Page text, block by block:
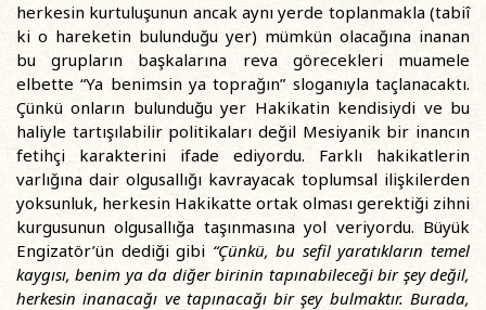
herkesin kurtuluşunun ancak aynı yerde toplanmakla (tabiî
ki o hareketin bulunduğu yer) mümkün olacağına inanan
bu grupların başkalarına reva görecekleri muamele
elbette “Ya benimsin ya toprağın” sloganıyla taçlanacaktı.
Çünkü onların bulunduğu yer Hakikatin kendisiydi ve bu
haliyle tartışılabilir politikaları değil Mesiyanik bir inancın
fetihçi karakterini ifade ediyordu. Farklı hakikatlerin
varlığına dair olgusallığı kavrayacak toplumsal ilişkilerden
yoksunluk, herkesin Hakikatte ortak olması gerektiği zihni
kurgusunun olgusallığa taşınmasına yol veriyordu. Büyük
Engizatör’ün dediği gibi “Çünkü, bu sefil yaratıkların temel
kaygısı, benim ya da diğer birinin tapınabileceği bir şey değil,
herkesin inanacağı ve tapınacağı bir şey bulmaktır. Burada,